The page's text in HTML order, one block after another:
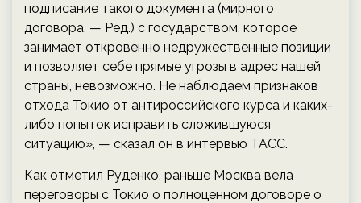
подписание такого документа (мирного
договора. — Ред.) с государством, которое
занимает откровенно недружественные позиции
и позволяет себе прямые угрозы в адрес нашей
страны, невозможно. Не наблюдаем признаков
отхода Токио от антироссийского курса и каких-
либо попыток исправить сложившуюся
ситуацию», — сказал он в интервью ТАСС.
Как отметил Руденко, раньше Москва вела
переговоры с Токио о полноценном договоре о